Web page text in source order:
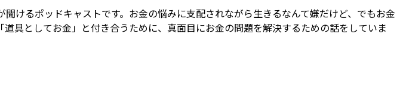
けるポッドキャストです。お金の悩みに支配されながら生きるなんて嫌だけど、でもお金
具としてお金」と付き合うために、真面目にお金の問題を解決するための話をしていま